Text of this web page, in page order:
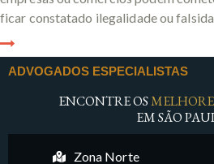
ficar constatado ilegalidade ou
ADVOGADOS ESPECIALISTAS
ENCONTRE OS
EM SÃO
Zona Norte